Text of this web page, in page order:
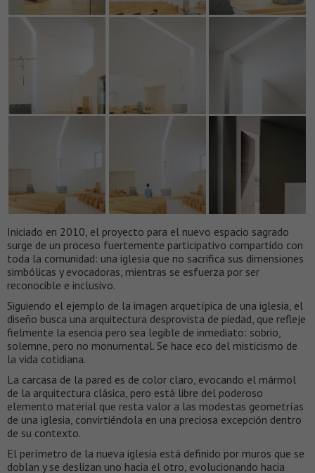
Iniciado en 2010, el proyecto para el nuevo espacio sagrado
surge de un proceso fuertemente participativo compartido con
toda la comunidad: una iglesia que no sacrifica sus dimensiones
simbólicas y evocadoras, mientras se esfuerza por ser
reconocible e inclusivo.
Siguiendo el ejemplo de la imagen arquetípica de una iglesia, el
diseño busca una arquitectura desprovista de piedad, que refleje
fielmente la esencia pero sea legible de inmediato: sobrio,
solemne, pero no monumental. Se hace eco del misticismo de
la vida cotidiana.
La carcasa de la pared es de color claro, evocando el mármol
de la arquitectura clásica, pero está libre del poderoso
elemento material que resta valor a las modestas geometrías
de una iglesia, convirtiéndola en una preciosa excepción dentro
de su contexto.
El perímetro de la nueva iglesia está definido por muros que se
doblan y se deslizan uno hacia el otro, evolucionando hacia